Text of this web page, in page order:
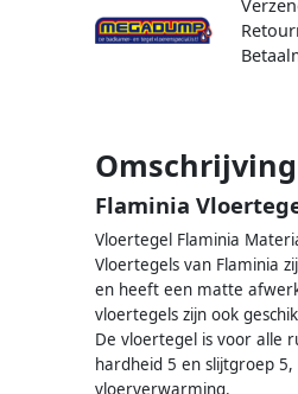
Omschrijving
Flaminia
Vloertegel Flaminia
Vloertegels van Flaminia
en heeft een matte
vloertegels zijn ook
De vloertegel is voor alle
hardheid 5 en slijtgroep
vloerverwarming.